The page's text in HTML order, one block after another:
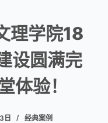
理学院18
设圆满完
体验！
日 经典案例